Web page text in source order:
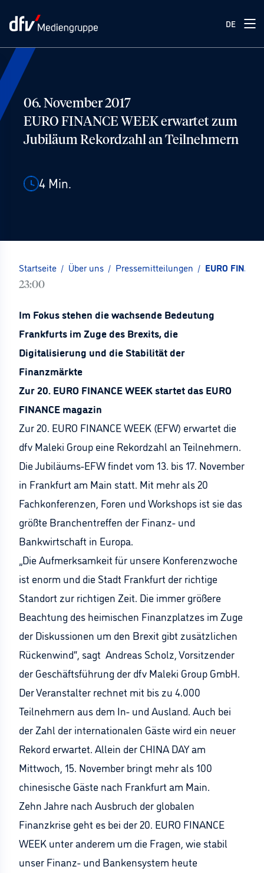
DE
06. November 2017
EURO FINANCE WEEK erwartet zum
Jubiläum Rekordzahl an Teilnehmern
4 Min.
Startseite / Über uns / Pressemitteilungen / EURO
23:00
Im Fokus stehen die wachsende Bedeutung
Frankfurts im Zuge des Brexits, die
Digitalisierung und die Stabilität der
Finanzmärkte
Zur 20. EURO FINANCE WEEK startet das EURO
FINANCE magazin
Zur 20. EURO FINANCE WEEK (EFW) erwartet die
dfv Maleki Group eine Rekordzahl an Teilnehmern.
Die Jubiläums-EFW findet vom 13. bis 17. November
in Frankfurt am Main statt. Mit mehr als 20
Fachkonferenzen, Foren und Workshops ist sie das
größte Branchentreffen der Finanz- und
Bankwirtschaft in Europa.
„Die Aufmerksamkeit für unsere Konferenzwoche
ist enorm und die Stadt Frankfurt der richtige
Standort zur richtigen Zeit. Die immer größere
Beachtung des heimischen Finanzplatzes im Zuge
der Diskussionen um den Brexit gibt zusätzlichen
Rückenwind“, sagt Andreas Scholz, Vorsitzender
der Geschäftsführung der dfv Maleki Group GmbH.
Der Veranstalter rechnet mit bis zu 4.000
Teilnehmern aus dem In- und Ausland. Auch bei
der Zahl der internationalen Gäste wird ein neuer
Rekord erwartet. Allein der CHINA DAY am
Mittwoch, 15. November bringt mehr als 100
chinesische Gäste nach Frankfurt am Main.
Zehn Jahre nach Ausbruch der globalen
Finanzkrise geht es bei der 20. EURO FINANCE
WEEK unter anderem um die Fragen, wie stabil
unser Finanz- und Bankensystem heute